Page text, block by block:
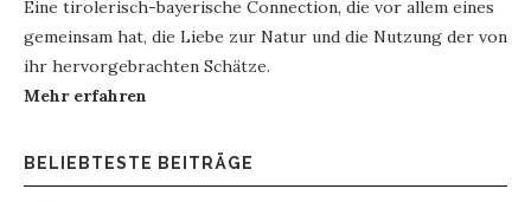
Eine tirolerisch-bayerische Connection, die vor allem eines
gemeinsam hat, die Liebe zur Natur und die Nutzung der von
ihr hervorgebrachten Schätze.
Mehr erfahren
BELIEBTESTE BEITRÄGE